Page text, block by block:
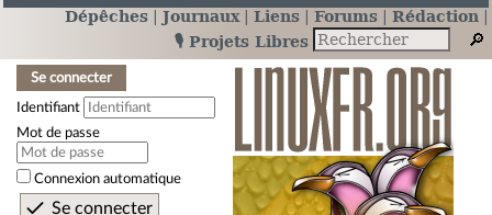
Dépêches Journaux Liens Forums
Rédaction
🎙️ Projets Libres
Se connecter
Identifiant
Mot de passe
Connexion automatique